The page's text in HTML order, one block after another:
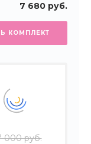
7 680 руб.
КОМПЛЕКТ
000 руб.